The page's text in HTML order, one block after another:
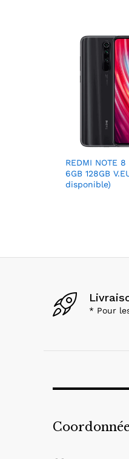
REDMI NOTE 8
6GB 128GB
disponible)
* Pour